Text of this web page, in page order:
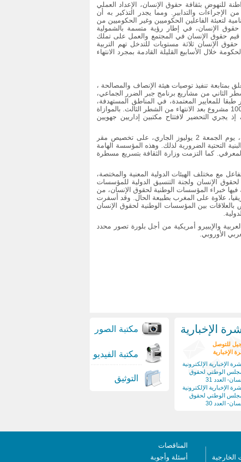
للنهوض بثقافة حقوق الإنسان، الإعداد العملي
الإجراءات والتدابير. ومما يجدر التذكير به أن
لتعبئة الفاعلين الحكوميين وغير الحكوميين من
الإنسان، في إطار رؤية متسمة بالشمولية
حقوق الإنسان في المجتمع والعمل على تملك
الإنسان ثلاثة مستويات للتدخل تهم التربية
خلال الأسابيع القليلة القادمة بمجرد الانتهاء
بمتابعة تنفيذ توصيات هيئة الإنصاف والمصالحة ،
الثاني من مشاريع برنامج جبر الضرر الجماعي،
للمعايير المعتمدة، في المناطق المستهدفة،
وبهذا بلغ عدد مشاريع البرنامج 83 مشروعا، ويتوقع أن يبلغ حوالي 100 مشروع بعد الانتهاء من الشطر الثالث. بالموازاة
التحضير لافتتاح مكتبين إداريين جهويين
وفي مجال تنظيم الأرشيف الوطني، تم الاتفاق مع وزارة الثقافة، يوم الجمعة 2 يوليوز الجاري، على تخصيص مقر
التحتية الضرورية لذلك. وهذه المؤسسة الهامة
كما التزمت وزارة الثقافة بتسريع مسطرة
مع مختلف الهيئات الدولية المعنية والمختصة،
الإنسان ولجنة التنسيق الدولية للمؤسسات
خبراء المؤسسات الوطنية لحقوق الإنسان، من
علاوة على المغرب بطبيعة الحال. وقد أسفرت
بين المؤسسات الوطنية لحقوق الإنسان
والإيبيرو أمريكية من أجل بلورة تصور محدد
الأوروبي.
الإخبارية
للتوصل
الإخبارية
الإخبارية الإلكترونية
الوطتي لحقوق
العدد 31
الإخبارية الإلكترونية
الوطتي لحقوق
العدد 30
مكتبة الصور
مكتبة الفيديو
التوثيق
الخارجية
المناقصات
أسئلة وأجوبة